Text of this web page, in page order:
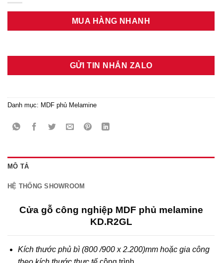
MUA HÀNG NHANH
GỬI TIN NHẮN ZALO
Danh mục: MDF phủ Melamine
MÔ TẢ
HỆ THỐNG SHOWROOM
Cửa gỗ công nghiệp MDF phủ melamine
KD.R2GL
Kích thước phủ bì (800 /900 x 2.200)mm hoặc gia công